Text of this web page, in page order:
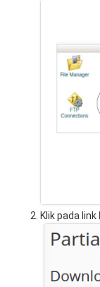
Klik pada link